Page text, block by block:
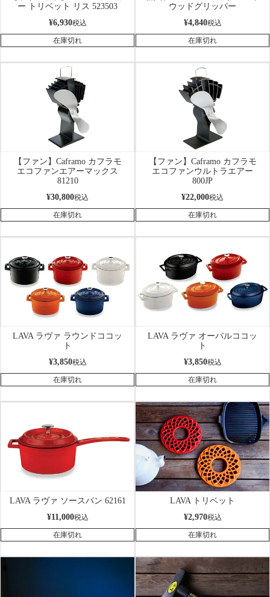
ー トリベット リス 523503
¥6,930税込
在庫切れ
ウッドグリッパー
¥4,840税込
在庫切れ
【ファン】Caframo カフラモ
エコファンエアーマックス
81210
¥30,800税込
在庫切れ
【ファン】Caframo カフラモ
エコファンウルトラエアー
800JP
¥22,000税込
在庫切れ
LAVA ラヴァ ラウンドココッ
ト
¥3,850税込
在庫切れ
LAVA ラヴァ オーバルココッ
ト
¥3,850税込
在庫切れ
LAVA ラヴァ ソースパン 62161
¥11,000税込
在庫切れ
LAVA トリベット
¥2,970税込
在庫切れ